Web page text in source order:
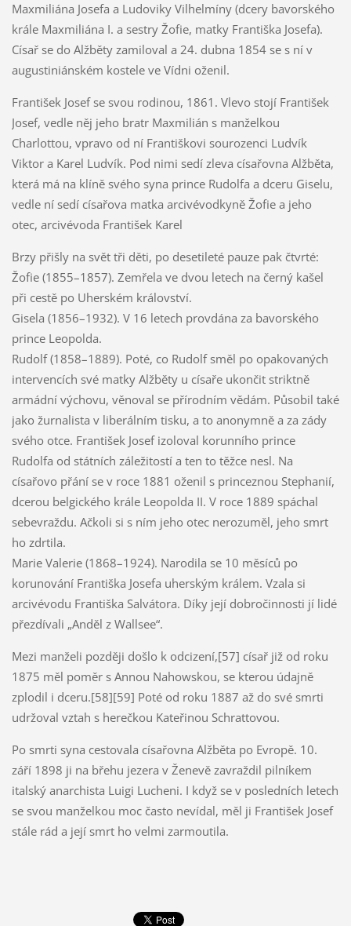
Maxmiliána Josefa a Ludoviky Vilhelmíny (dcery bavorského
krále Maxmiliána I. a sestry Žofie, matky Františka Josefa).
Císař se do Alžběty zamiloval a 24. dubna 1854 se s ní v
augustiniánském kostele ve Vídni oženil.
František Josef se svou rodinou, 1861. Vlevo stojí František
Josef, vedle něj jeho bratr Maxmilián s manželkou
Charlottou, vpravo od ní Františkovi sourozenci Ludvík
Viktor a Karel Ludvík. Pod nimi sedí zleva císařovna Alžběta,
která má na klíně svého syna prince Rudolfa a dceru Giselu,
vedle ní sedí císařova matka arcivévodkyně Žofie a jeho
otec, arcivévoda František Karel
Brzy přišly na svět tři děti, po desetileté pauze pak čtvrté:
Žofie (1855–1857). Zemřela ve dvou letech na černý kašel
při cestě po Uherském království.
Gisela (1856–1932). V 16 letech provdána za bavorského
prince Leopolda.
Rudolf (1858–1889). Poté, co Rudolf směl po opakovaných
intervencích své matky Alžběty u císaře ukončit striktně
armádní výchovu, věnoval se přírodním vědám. Působil také
jako žurnalista v liberálním tisku, a to anonymně a za zády
svého otce. František Josef izoloval korunního prince
Rudolfa od státních záležitostí a ten to těžce nesl. Na
císařovo přání se v roce 1881 oženil s princeznou Stephanií,
dcerou belgického krále Leopolda II. V roce 1889 spáchal
sebevraždu. Ačkoli si s ním jeho otec nerozuměl, jeho smrt
ho zdrtila.
Marie Valerie (1868–1924). Narodila se 10 měsíců po
korunování Františka Josefa uherským králem. Vzala si
arcivévodu Františka Salvátora. Díky její dobročinnosti jí lidé
přezdívali „Anděl z Wallsee“.
Mezi manželi později došlo k odcizení,[57] císař již od roku
1875 měl poměr s Annou Nahowskou, se kterou údajně
zplodil i dceru.[58][59] Poté od roku 1887 až do své smrti
udržoval vztah s herečkou Kateřinou Schrattovou.
Po smrti syna cestovala císařovna Alžběta po Evropě. 10.
září 1898 ji na břehu jezera v Ženevě zavraždil pilníkem
italský anarchista Luigi Lucheni. I když se v posledních letech
se svou manželkou moc často nevídal, měl ji František Josef
stále rád a její smrt ho velmi zarmoutila.